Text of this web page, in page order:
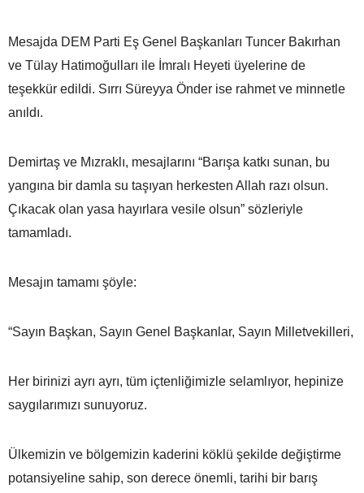
Mesajda DEM Parti Eş Genel Başkanları Tuncer Bakırhan
ve Tülay Hatimoğulları ile İmralı Heyeti üyelerine de
teşekkür edildi. Sırrı Süreyya Önder ise rahmet ve minnetle
anıldı.
Demirtaş ve Mızraklı, mesajlarını “Barışa katkı sunan, bu
yangına bir damla su taşıyan herkesten Allah razı olsun.
Çıkacak olan yasa hayırlara vesile olsun” sözleriyle
tamamladı.
Mesajın tamamı şöyle:
“Sayın Başkan, Sayın Genel Başkanlar, Sayın Milletvekilleri,
Her birinizi ayrı ayrı, tüm içtenliğimizle selamlıyor, hepinize
saygılarımızı sunuyoruz.
Ülkemizin ve bölgemizin kaderini köklü şekilde değiştirme
potansiyeline sahip, son derece önemli, tarihi bir barış